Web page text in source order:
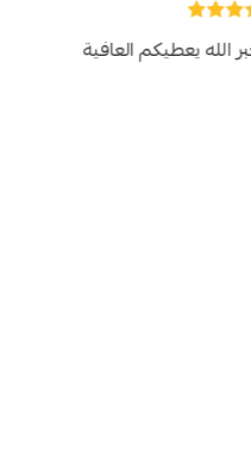
الله يعطيكم العافية